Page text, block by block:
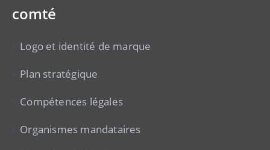
comté
Logo et identité de marque
Plan stratégique
Compétences légales
Organismes mandataires